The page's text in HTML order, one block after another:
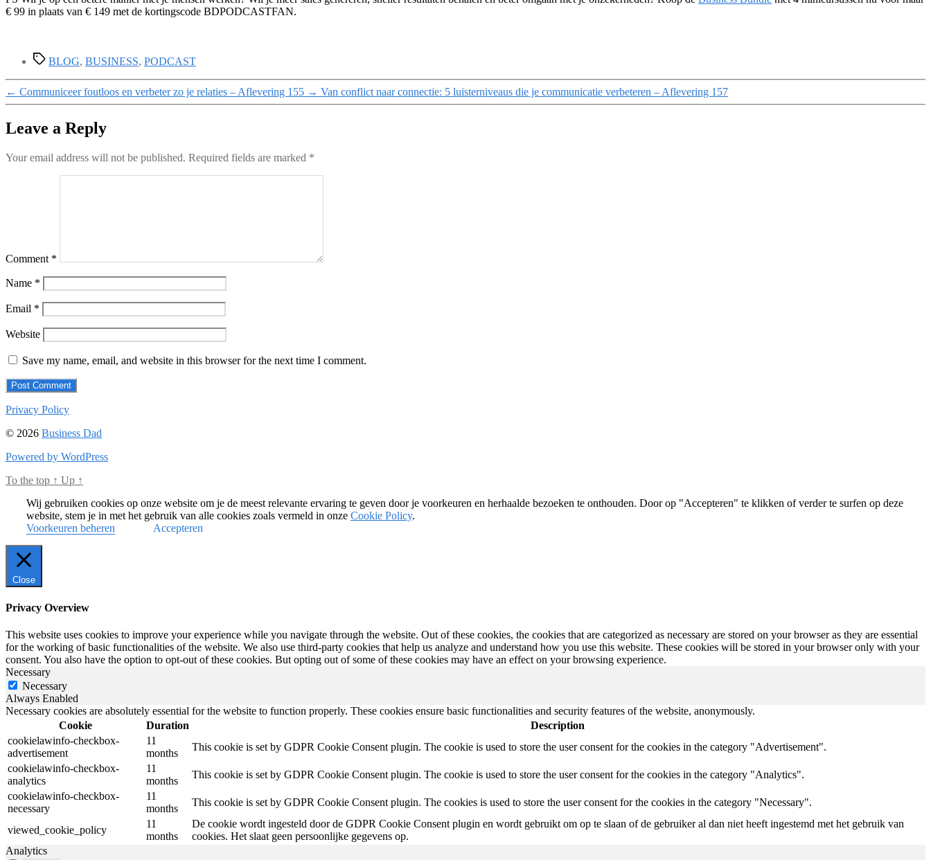
€ 99 in plaats van € 149 met de kortingscode BDPODCASTFAN.
TagsBLOG, BUSINESS, PODCAST
← Communiceer foutloos en verbeter zo je relaties – Aflevering 155 → Van conflict naar connectie: 5 luisterniveaus die je communicatie verbeteren – Aflevering 157
Leave a Reply
Your email address will not be published. Required fields are marked *
Comment *
Name *
Email *
Website
Save my name, email, and website in this browser for the next time I comment.
Privacy Policy
© 2026 Business Dad
Powered by WordPress
To the top ↑ Up ↑
Wij gebruiken cookies op onze website om je de meest relevante ervaring te geven door je voorkeuren en herhaalde bezoeken te onthouden. Door op "Accepteren" te klikken of verder te surfen op deze
website, stem je in met het gebruik van alle cookies zoals vermeld in onze Cookie Policy.
Voorkeuren beheren
Accepteren
Close
Privacy Overview
This website uses cookies to improve your experience while you navigate through the website. Out of these cookies, the cookies that are categorized as necessary are stored on your browser as they are essential
for the working of basic functionalities of the website. We also use third-party cookies that help us analyze and understand how you use this website. These cookies will be stored in your browser only with your
consent. You also have the option to opt-out of these cookies. But opting out of some of these cookies may have an effect on your browsing experience.
Necessary
Necessary
Always Enabled
Necessary cookies are absolutely essential for the website to function properly. These cookies ensure basic functionalities and security features of the website, anonymously.
Cookie
Duration
Description
cookielawinfo-checkbox-
advertisement
11
months
This cookie is set by GDPR Cookie Consent plugin. The cookie is used to store the user consent for the cookies in the category "Advertisement".
cookielawinfo-checkbox-
analytics
11
months
This cookie is set by GDPR Cookie Consent plugin. The cookie is used to store the user consent for the cookies in the category "Analytics".
cookielawinfo-checkbox-
necessary
11
months
This cookie is set by GDPR Cookie Consent plugin. The cookies is used to store the user consent for the cookies in the category "Necessary".
viewed_cookie_policy
11
months
De cookie wordt ingesteld door de GDPR Cookie Consent plugin en wordt gebruikt om op te slaan of de gebruiker al dan niet heeft ingestemd met het gebruik van
cookies. Het slaat geen persoonlijke gegevens op.
Analytics